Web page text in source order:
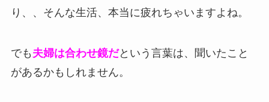
り、、そんな生活、本当に疲れちゃいますよね。
でも 夫婦は合わせ鏡だという言葉は、聞いたこと
があるかもしれません。